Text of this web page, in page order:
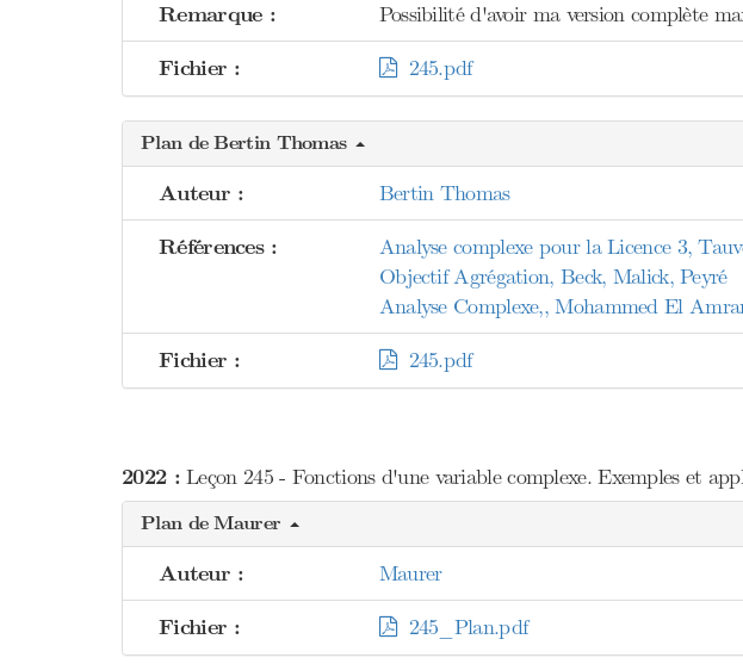
Remarque : Possibilité d'avoir ma version complète
Fichier : 245.pdf
Plan de Bertin Thomas
Auteur : Bertin Thomas
Références :
Analyse complexe pour la Licence 3,
Objectif Agrégation, Beck, Malick, Peyré
Analyse Complexe,, Mohammed El
Fichier : 245.pdf
2022 :Leçon 245 - Fonctions d'une variable complexe. Exemples et
Plan de Maurer
Auteur : Maurer
Fichier : 245_Plan.pdf